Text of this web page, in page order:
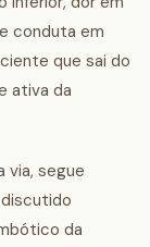
conduta em
que sai do
ativa da
via, segue
da